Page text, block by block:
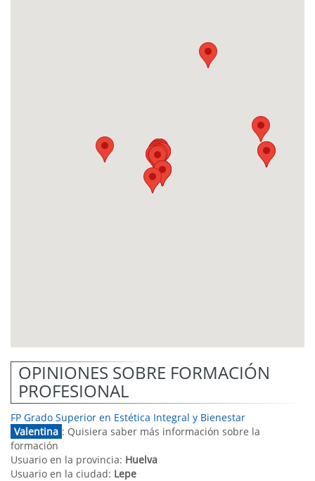
OPINIONES SOBRE FORMACIÓN
PROFESIONAL
FP Grado Superior en Estética Integral y Bienestar
Valentina : Quisiera saber más información sobre la
formación
Usuario en la provincia: Huelva
Usuario en la ciudad: Lepe